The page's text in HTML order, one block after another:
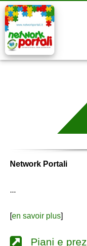
Network Portali
...
[en savoir plus]
Piani e